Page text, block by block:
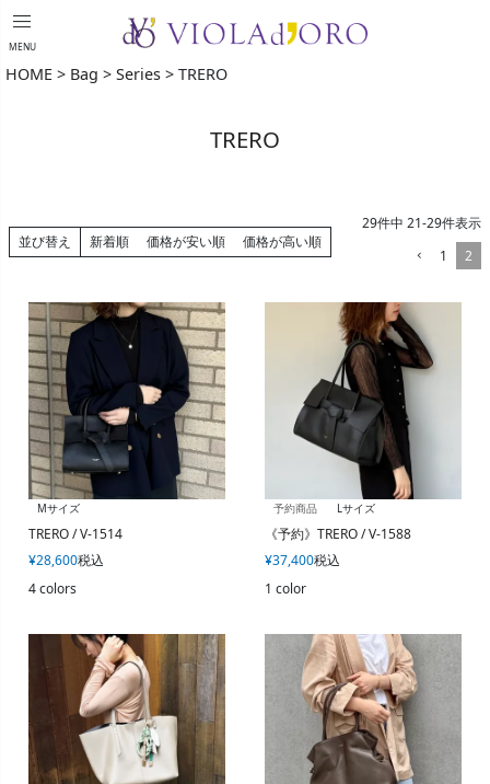
menu
MENU
HOME Bag Series TRERO
TRERO
並び替え 新着順 価格が安い順 価格が高い順
29件中 21-29件表示
1
2
Mサイズ
TRERO / V-1514
¥28,600税込
4 colors
予約商品 Lサイズ
《予約》TRERO / V-1588
¥37,400税込
1 color